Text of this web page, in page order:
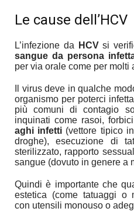
Le cause dell’HCV
L’infezione da HCVsi
sangue da persona
per via orale come per molti
Il virus deve in qualche
organismo per poterci
più comuni di contagio
inquinati come rasoi,
aghi infetti (vettore tipico
droghe), esecuzione di
sterilizzato, rapporto
sangue (dovuto in genere a
Quindi è importante che
estetica (come tatuaggi o
con utensili monouso o